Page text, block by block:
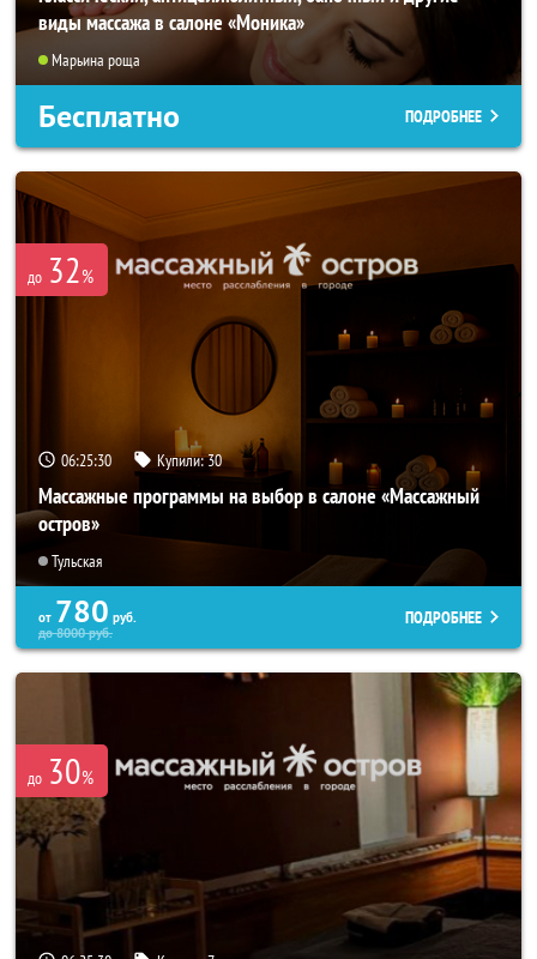
виды массажа в салоне «Моника»
Марьина роща
Бесплатно ПОДРОБНЕЕ
до 32%
06:25:26 Купили:30
Массажные программы на выбор в салоне «Массажный
остров»
Тульская
от 780 руб.
до8000руб.
ПОДРОБНЕЕ
до 30%